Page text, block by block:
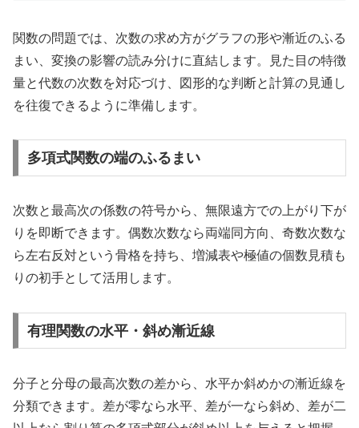
関数の問題では、次数の求め方がグラフの形や漸近のふる
まい、変換の影響の読み分けに直結します。見た目の特徴
量と代数の次数を対応づけ、図形的な判断と計算の見通し
を往復できるように準備します。
多項式関数の端のふるまい
次数と最高次の係数の符号から、無限遠方での上がり下が
りを即断できます。偶数次数なら両端同方向、奇数次数な
ら左右反対という骨格を持ち、増減表や極値の個数見積も
りの初手として活用します。
有理関数の水平・斜め漸近線
分子と分母の最高次数の差から、水平か斜めかの漸近線を
分類できます。差が零なら水平、差が一なら斜め、差が二